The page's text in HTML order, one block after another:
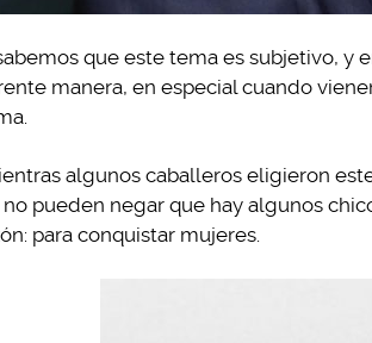
que este tema es subjetivo,
manera, en especial cuando
algunos caballeros eligieron
pueden negar que hay algunos
para conquistar mujeres.